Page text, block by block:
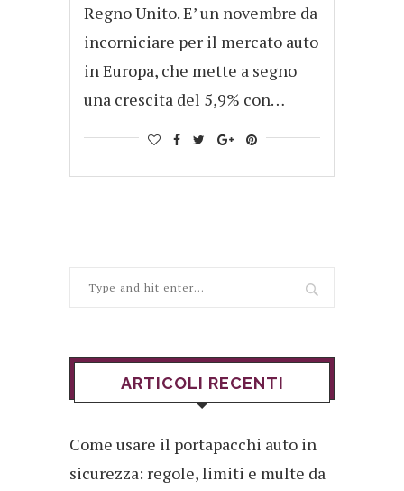
Regno Unito. E’ un novembre da
incorniciare per il mercato auto
in Europa, che mette a segno
una crescita del 5,9% con…
ARTICOLI RECENTI
Come usare il portapacchi auto in
sicurezza: regole, limiti e multe da